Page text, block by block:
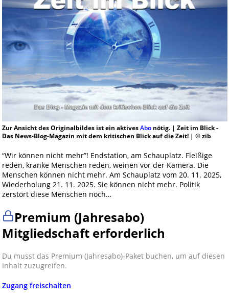
Zur Ansicht des Originalbildes ist ein aktivesAbonötig. | Zeit im Blick -
Das News-Blog-Magazin mit dem kritischen Blick auf die Zeit! | © zib
“Wir können nicht mehr”! Endstation, am Schauplatz. Fleißige
reden, kranke Menschen reden, weinen vor der Kamera. Die
Menschen können nicht mehr. Am Schauplatz vom 20. 11. 2025,
Wiederholung 21. 11. 2025. Sie können nicht mehr. Politik
zerstört diese Menschen noch…
Premium (Jahresabo)
Mitgliedschaft erforderlich
Du musst das Premium (Jahresabo)-Paket buchen, um auf diesen
Inhalt zuzugreifen.
Zugang freischalten